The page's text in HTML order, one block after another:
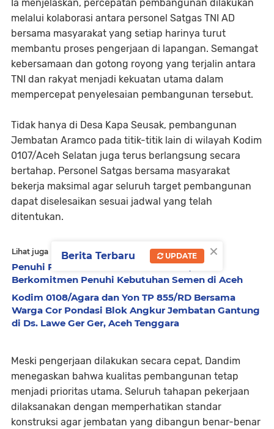
Ia menjelaskan, percepatan pembangunan dilakukan
melalui kolaborasi antara personel Satgas TNI AD
bersama masyarakat yang setiap harinya turut
membantu proses pengerjaan di lapangan. Semangat
kebersamaan dan gotong royong yang terjalin antara
TNI dan rakyat menjadi kekuatan utama dalam
mempercepat penyelesaian pembangunan tersebut.
Tidak hanya di Desa Kapa Seusak, pembangunan
Jembatan Aramco pada titik-titik lain di wilayah Kodim
0107/Aceh Selatan juga terus berlangsung secara
bertahap. Personel Satgas bersama masyarakat
bekerja maksimal agar seluruh target pembangunan
dapat diselesaikan sesuai jadwal yang telah
ditentukan.
Lihat juga
Penuhi Permintaan Pemerintah Aceh, SBI
Berkomitmen Penuhi Kebutuhan Semen di Aceh
Kodim 0108/Agara dan Yon TP 855/RD Bersama
Warga Cor Pondasi Blok Angkur Jembatan Gantung
di Ds. Lawe Ger Ger, Aceh Tenggara
Meski pengerjaan dilakukan secara cepat, Dandim
menegaskan bahwa kualitas pembangunan tetap
menjadi prioritas utama. Seluruh tahapan pekerjaan
dilaksanakan dengan memperhatikan standar
konstruksi agar jembatan yang dibangun benar-benar
×
Berita Terbaru UPDATE